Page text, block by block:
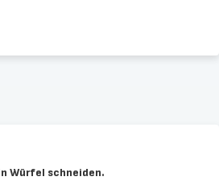
Würfel schneiden.